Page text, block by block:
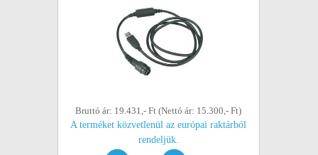
Bruttó ár: 19.431,- Ft (Nettó ár: 15.300,- Ft)
A terméket közvetlenül az európai raktárból
rendeljük.